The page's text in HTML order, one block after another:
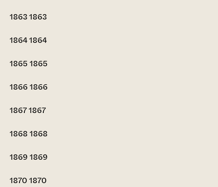
18631863
18641864
1865 1865
1866 1866
18671867
1868 1868
1869 1869
1870 1870